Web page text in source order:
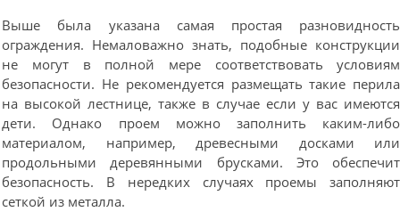
Выше была указана самая простая разновидность
ограждения. Немаловажно знать, подобные конструкции
не могут в полной мере соответствовать условиям
безопасности. Не рекомендуется размещать такие перила
на высокой лестнице, также в случае если у вас имеются
дети. Однако проем можно заполнить каким-либо
материалом, например, древесными досками или
продольными деревянными брусками. Это обеспечит
безопасность. В нередких случаях проемы заполняют
сеткой из металла.